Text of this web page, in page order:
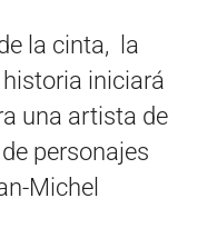
la cinta, la
iniciará
una artista de
personajes
Michel